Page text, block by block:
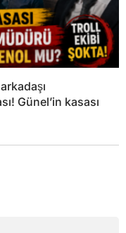
Günel’in kasası